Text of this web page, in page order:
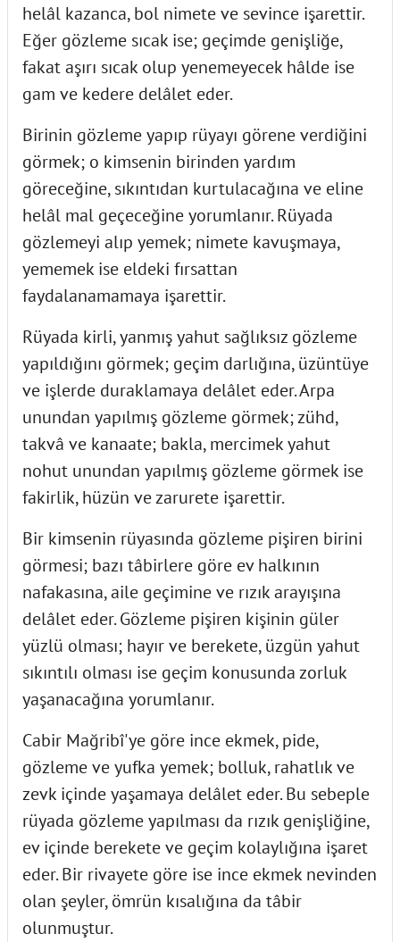
helâl kazanca, bol nimete ve sevince işarettir.
Eğer gözleme sıcak ise; geçimde genişliğe,
fakat aşırı sıcak olup yenemeyecek hâlde ise
gam ve kedere delâlet eder.
Birinin gözleme yapıp rüyayı görene verdiğini
görmek; o kimsenin birinden yardım
göreceğine, sıkıntıdan kurtulacağına ve eline
helâl mal geçeceğine yorumlanır. Rüyada
gözlemeyi alıp yemek; nimete kavuşmaya,
yememek ise eldeki fırsattan
faydalanamamaya işarettir.
Rüyada kirli, yanmış yahut sağlıksız gözleme
yapıldığını görmek; geçim darlığına, üzüntüye
ve işlerde duraklamaya delâlet eder. Arpa
unundan yapılmış gözleme görmek; zühd,
takvâ ve kanaate; bakla, mercimek yahut
nohut unundan yapılmış gözleme görmek ise
fakirlik, hüzün ve zarurete işarettir.
Bir kimsenin rüyasında gözleme pişiren birini
görmesi; bazı tâbirlere göre ev halkının
nafakasına, aile geçimine ve rızık arayışına
delâlet eder. Gözleme pişiren kişinin güler
yüzlü olması; hayır ve berekete, üzgün yahut
sıkıntılı olması ise geçim konusunda zorluk
yaşanacağına yorumlanır.
Cabir Mağribî'ye göre ince ekmek, pide,
gözleme ve yufka yemek; bolluk, rahatlık ve
zevk içinde yaşamaya delâlet eder. Bu sebeple
rüyada gözleme yapılması da rızık genişliğine,
ev içinde berekete ve geçim kolaylığına işaret
eder. Bir rivayete göre ise ince ekmek nevinden
olan şeyler, ömrün kısalığına da tâbir
olunmuştur.